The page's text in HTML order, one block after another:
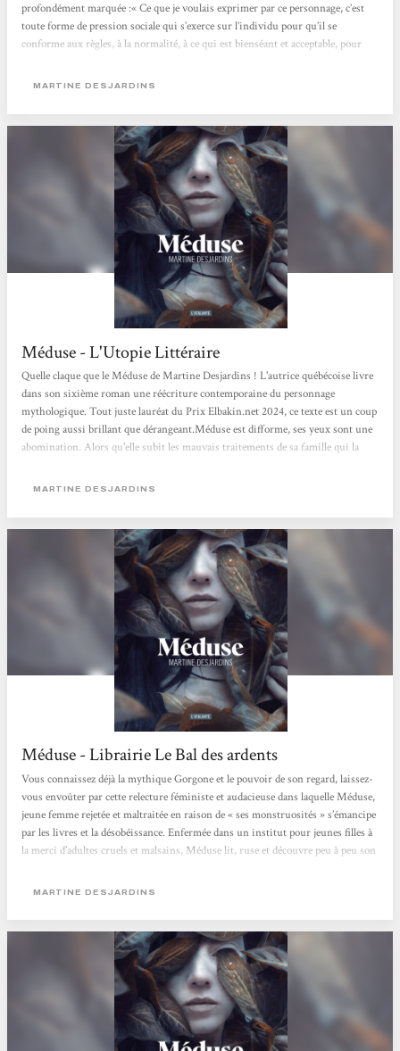
profondément marquée :« Ce que je voulais exprimer par ce personnage, c’est
toute forme de pression sociale qui s’exerce sur l’individu pour qu’il se
conforme aux règles, à la normalité, à ce qui est bienséant et acceptable, pour
peut pas y répondre et qu’il est écarté ? »Ce roman se distingue...
MARTINE DESJARDINS
Méduse - L'Utopie Littéraire
Quelle claque que le Méduse de Martine Desjardins ! L'autrice québécoise livre
dans son sixième roman une réécriture contemporaine du personnage
mythologique. Tout juste lauréat du Prix Elbakin.net 2024, ce texte est un coup
de poing aussi brillant que dérangeant.Méduse est difforme, ses yeux sont une
abomination. Alors qu'elle subit les mauvais traitements de sa famille qui la
par être abandonnée par ses parents dans un institut isolé...Méduse interroge la
MARTINE DESJARDINS
Méduse - Librairie Le Bal des ardents
Vous connaissez déjà la mythique Gorgone et le pouvoir de son regard, laissez-
vous envoûter par cette relecture féministe et audacieuse dans laquelle Méduse,
jeune femme rejetée et maltraitée en raison de « ses monstruosités » s’émancipe
par les livres et la désobéissance. Enfermée dans un institut pour jeunes filles à
la merci d’adultes cruels et malsains, Méduse lit, ruse et découvre peu à peu son
flirte avec l’horreur, Martine Desjardins nous fascine avec ce récit...
MARTINE DESJARDINS